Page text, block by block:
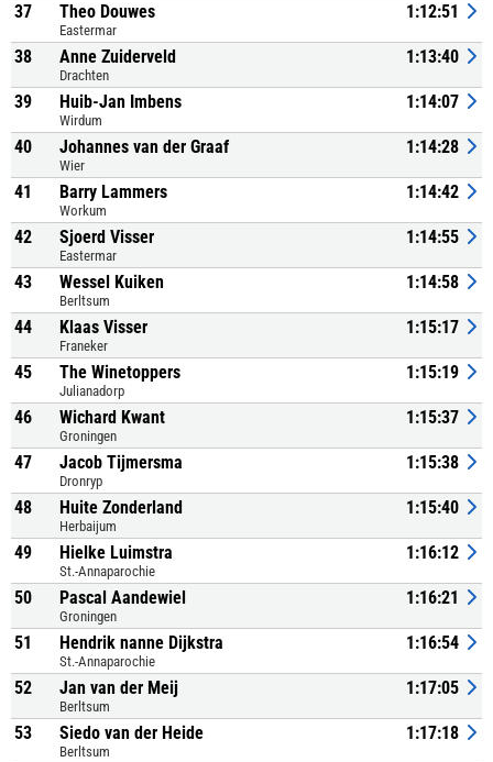
37 Theo Douwes
Eastermar
1:12:51
38 Anne Zuiderveld
Drachten
1:13:40
39 Huib-Jan Imbens
Wirdum
1:14:07
40 Johannes van der Graaf
Wier
1:14:28
41 Barry Lammers
Workum
1:14:42
42 Sjoerd Visser
Eastermar
1:14:55
43 Wessel Kuiken
Berltsum
1:14:58
44 Klaas Visser
Franeker
1:15:17
45 The Winetoppers
Julianadorp
1:15:19
46 Wichard Kwant
Groningen
1:15:37
47 Jacob Tijmersma
Dronryp
1:15:38
48 Huite Zonderland
Herbaijum
1:15:40
49 Hielke Luimstra
St.-Annaparochie
1:16:12
50 Pascal Aandewiel
Groningen
1:16:21
51 Hendrik nanne Dijkstra
St.-Annaparochie
1:16:54
52 Jan van der Meij
Berltsum
1:17:05
53 Siedo van der Heide
Berltsum
1:17:18